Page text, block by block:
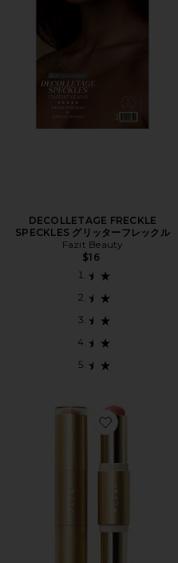
DECOLLETAGE FRECKLE
SPECKLES グリッターフレックル
Fazit Beauty
$16
Favorite